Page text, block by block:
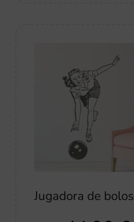
Jugadora de bolos